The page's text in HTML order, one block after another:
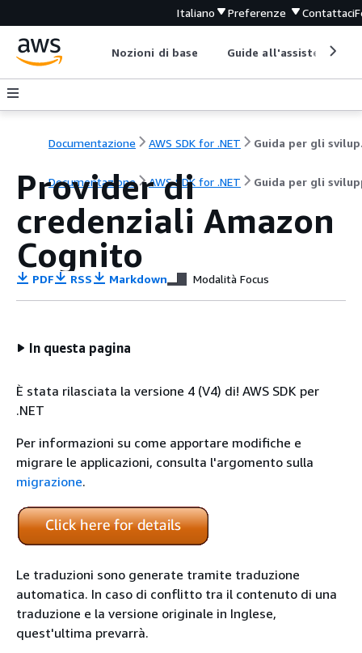
Italiano Preferenze Contattaci
Nozioni di base Guide all'assistenza
Documentazione AWS SDK for .NET
Documentazione AWS SDK for .NET Guida per gli
Provider di
credenziali Amazon
Cognito
PDF RSS Markdown Modalità Focus
In questa pagina
È stata rilasciata la versione 4 (V4) di! AWS SDK per
.NET
Per informazioni su come apportare modifiche e
migrare le applicazioni, consulta l'argomento sulla
migrazione.
Le traduzioni sono generate tramite traduzione
automatica. In caso di conflitto tra il contenuto di una
traduzione e la versione originale in Inglese,
quest'ultima prevarrà.